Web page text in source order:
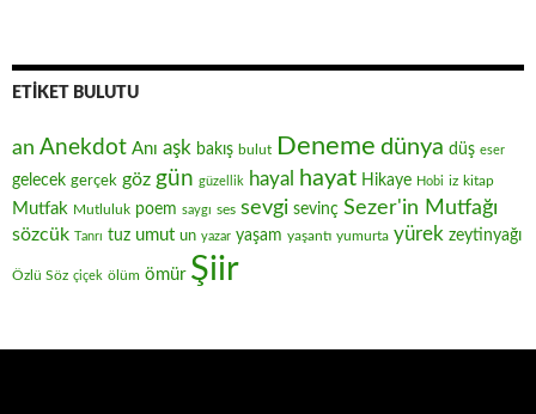
ETIKET BULUTU
an Anekdot Anı aşk bakış bulut Deneme dünya düş eser
gelecek gerçek göz gün güzellik hayal hayat Hikaye Hobi iz kitap
Mutfak Mutluluk poem saygı ses sevgi sevinç Sezer'in Mutfağı
sözcük Tanrı tuz umut un yazar yaşam yaşantı yumurta yürek zeytinyağı
Özlü Söz çiçek ölüm ömür Şiir